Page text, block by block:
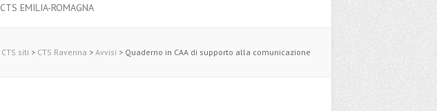
CTS EMILIA-ROMAGNA
CTS siti > CTS Ravenna > Avvisi > Quaderno in CAA di supporto alla comunicazione